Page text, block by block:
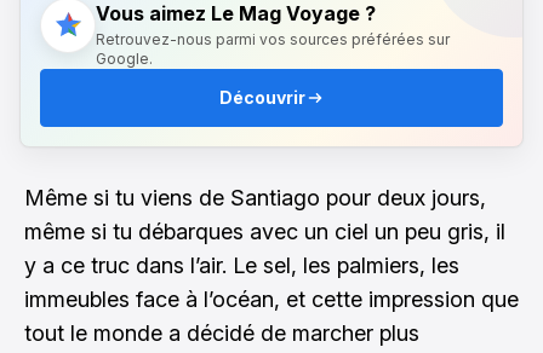
Vous aimez Le Mag Voyage ?
Retrouvez-nous parmi vos sources préférées sur
Google.
Découvrir
Même si tu viens de Santiago pour deux jours,
même si tu débarques avec un ciel un peu gris, il
y a ce truc dans l’air. Le sel, les palmiers, les
immeubles face à l’océan, et cette impression que
tout le monde a décidé de marcher plus